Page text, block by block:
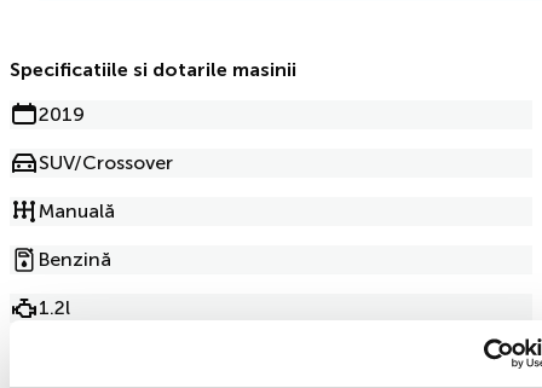
Specificatiile si dotarile masinii
2019
SUV/Crossover
Manuală
Benzină
1.2l